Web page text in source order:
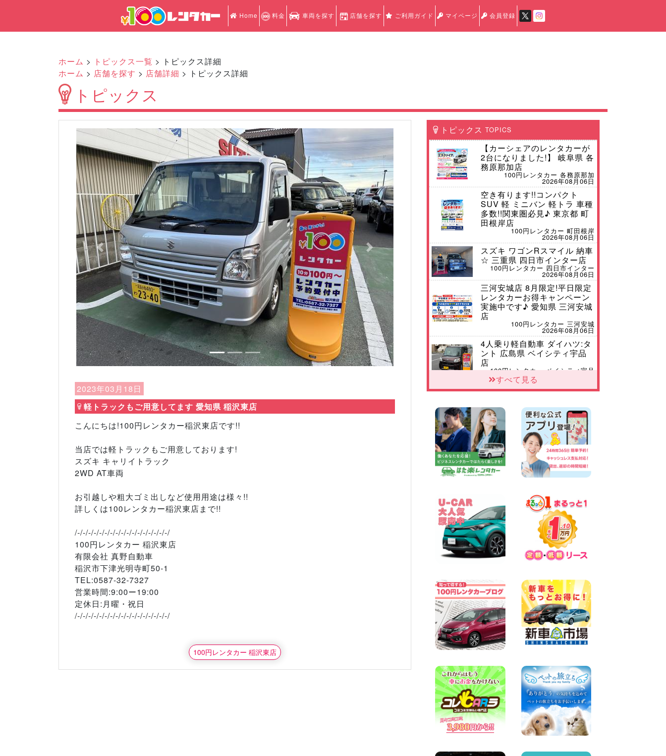
Home 料金 車両を探す 店舗を探す ご利用ガイド マイページ 会員登録
ホーム > トピックス一覧 > トピックス詳細
ホーム > 店舗を探す > 店舗詳細 > トピックス詳細
トピックス
Previous Next
2023年03月18日
軽トラックもご用意してます 愛知県 稲沢東店
こんにちは!100円レンタカー稲沢東店です!!
当店では軽トラックもご用意しております!
スズキ キャリイトラック
2WD AT車両
お引越しや粗大ゴミ出しなど使用用途は様々!!
詳しくは100レンタカー稲沢東店まで!!
/-/-/-/-/-/-/-/-/-/-/-/-/-/-/-/-/-/
100円レンタカー 稲沢東店
有限会社 真野自動車
稲沢市下津光明寺町50-1
TEL:0587-32-7327
営業時間:9:00ー19:00
定休日:月曜・祝日
/-/-/-/-/-/-/-/-/-/-/-/-/-/-/-/-/-/
100円レンタカー 稲沢東店
トピックス TOPICS
【カーシェアのレンタカーが
2台になりました!】 岐阜県 各
務原那加店
100円レンタカー 各務原那加
2026年08月06日
空き有ります!!コンパクト
SUV 軽 ミニバン 軽トラ 車種
多数!!関東圏必見♪ 東京都 町
田根岸店
100円レンタカー 町田根岸
2026年08月06日
スズキ ワゴンRスマイル 納車
☆ 三重県 四日市インター店
100円レンタカー 四日市インター
2026年08月06日
三河安城店 8月限定!平日限定
レンタカーお得キャンペーン
実施中です♪ 愛知県 三河安城
店
100円レンタカー 三河安城
2026年08月06日
4人乗り軽自動車 ダイハツ:タ
ント 広島県 ベイシティ宇品
店
100円レンタカー ベイシティ宇品
体調崩してませんか?? 兵庫県
100円レンタカー 加古川
2026年08月06日
【佐渡の夏はレンタカーで自
由に!】 新潟県 両津店
100円レンタカー 両津
2026年08月06日
佐渡空港店はお盆も休まず営
業中! 新潟県 佐渡空港店
今週末空きあります☆ 大阪府
寝屋川太間東町店
100円レンタカー 寝屋川太間東町
2026年08月06日
☆ お盆特別乗り放題プラン
☆ 埼玉県 杉戸店
100円レンタカー 杉戸
2026年08月06日
ェア 墨田文花店 東京都 墨田
文花店
100円レンタカー 墨田文花
2026年08月06日
当社在庫車紹介【軽トラ】ハ
イゼットトラック 神奈川県
横浜旭南本宿町店
100円レンタカー 横浜旭南本宿町
横浜弥生台店限定!!夏季特別
キャンペーンのお知らせ!! 神
奈川県 横浜弥生台店
100円レンタカー 横浜弥生台
2026年08月06日
ハイエースワゴンGL!!クルー
ズコントロールが付いてい
る〜!! 福島県 福島笹木野店
すべて見る